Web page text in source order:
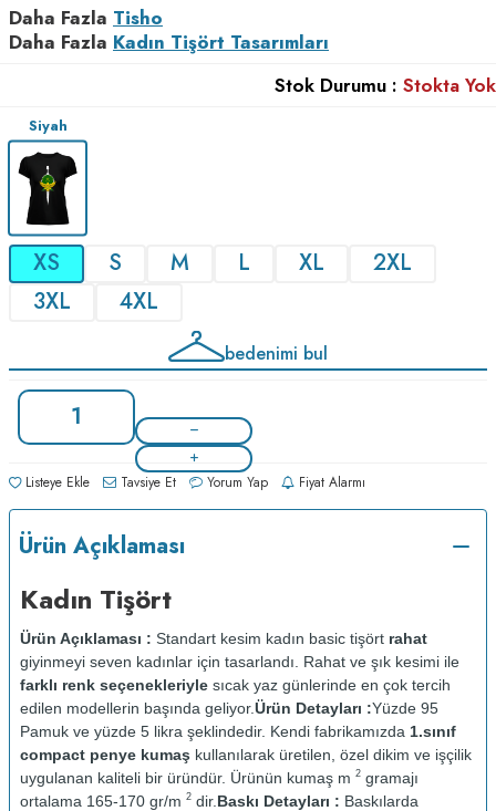
Daha Fazla Tisho
Daha Fazla Kadın Tişört Tasarımları
Stok Durumu : Stokta Yok
Siyah
XS S M L XL
2XL
3XL
4XL
bedenimi bul
Listeye Ekle Tavsiye Et Yorum Yap Fiyat Alarmı
Ürün Açıklaması
Kadın Tişört
Ürün Açıklaması : Standart kesim kadın basic tişört rahat
giyinmeyi seven kadınlar için tasarlandı. Rahat ve şık kesimi ile
farklı renk seçenekleriyle sıcak yaz günlerinde en çok tercih
edilen modellerin başında geliyor.Ürün Detayları :Yüzde 95
Pamuk ve yüzde 5 likra şeklindedir. Kendi fabrikamızda 1.sınıf
compact penye kumaş kullanılarak üretilen, özel dikim ve işçilik
uygulanan kaliteli bir üründür. Ürünün kumaş m 2 gramajı
ortalama 165-170 gr/m 2 dir. Baskı Detayları : Baskılarda